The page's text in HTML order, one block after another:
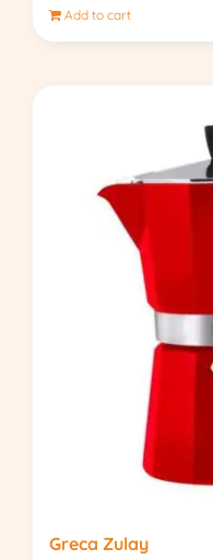
Add to cart
Greca Zulay